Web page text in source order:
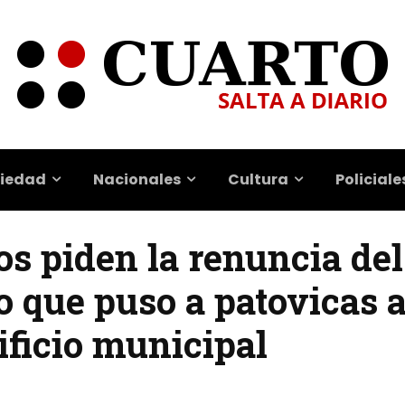
Nacionales Cultura
piden la renuncia del
que puso a patovicas
municipal